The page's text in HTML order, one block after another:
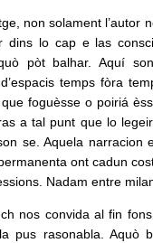
solament l’autor
dins lo cap e las
pòt balhar. Aquí
temps fòra
foguèsse o poiriá
a tal punt que lo
se. Aquela narracion
ont cadun
Nadam entre
convida al fin fons
pus rasonabla. Aquò